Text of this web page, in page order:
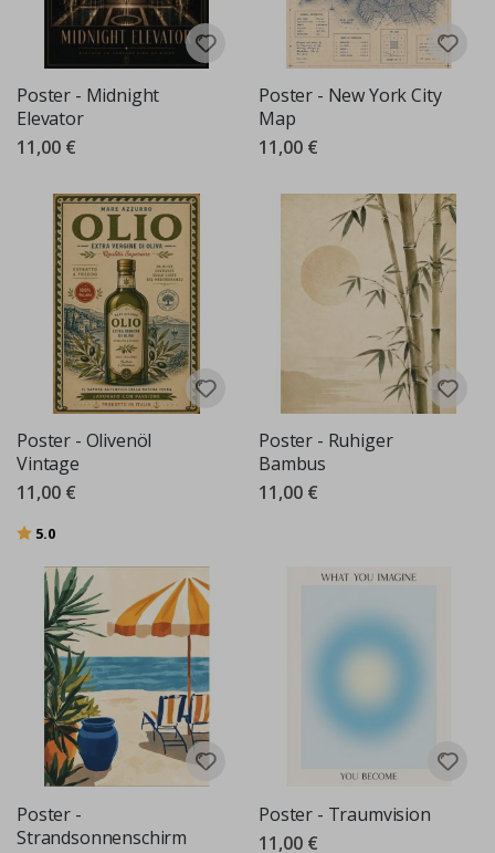
Poster - Midnight
Elevator
11,00 €
Poster - New York City
Map
11,00 €
Poster - Olivenöl
Vintage
11,00 €
Bewertung:
5.0
Poster - Ruhiger
Bambus
11,00 €
Poster -
Strandsonnenschirm
Poster - Traumvision
11,00 €